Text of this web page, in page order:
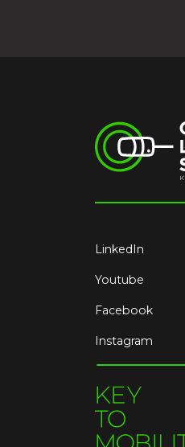
LinkedIn
Youtube
Facebook
Instagram